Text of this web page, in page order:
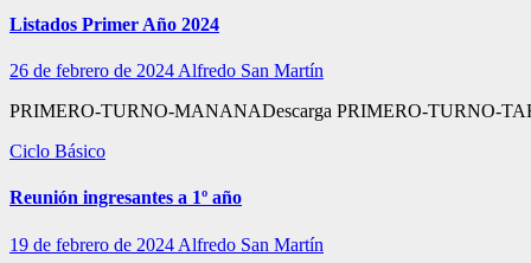
Listados Primer Año 2024
26 de febrero de 2024 Alfredo San Martín
PRIMERO-TURNO-MANANADescarga PRIMERO-TURNO-
Ciclo Básico
Reunión ingresantes a 1º año
19 de febrero de 2024 Alfredo San Martín